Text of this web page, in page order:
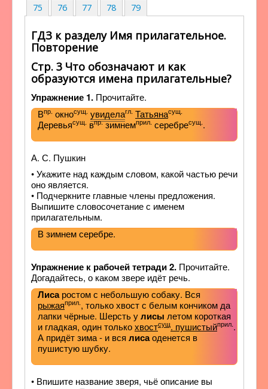
75
76 77 78 79
ГДЗ к разделу Имя прилагательное.
Повторение
Стр. 3 Что обозначают и как
образуются имена прилагательные?
Упражнение 1. Прочитайте.
Впр. окносущ. увиделагл. Татьянасущ.
Деревьясущ. впр.зимнемприл. серебресущ..
А. С. Пушкин
• Укажите над каждым словом, какой частью речи
оно является.
• Подчеркните главные члены предложения.
Выпишите словосочетание с именем
прилагательным.
В зимнем серебре.
Упражнение к рабочей тетради 2. Прочитайте.
Догадайтесь, о каком звере идёт речь.
Лисаростом с небольшую собаку. Вся
рыжаяприл., только хвост с белым кончиком да
лапки чёрные. Шерсть улисы летом короткая
и гладкая, один толькохвостсущ. пушистыйприл..
А придёт зима - и вся лисаоденется в
пушистую шубку.
• Впишите название зверя, чьё описание вы